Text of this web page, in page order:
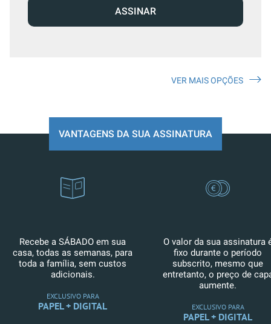
ASSINAR
VER MAIS OPÇÕES
VANTAGENS DA SUA ASSINATURA
Recebe a SÁBADO em sua
casa, todas as semanas, para
toda a família, sem custos
adicionais.
EXCLUSIVO PARA
PAPEL + DIGITAL
O valor da sua assinatura
fixo durante o período
subscrito, mesmo que
entretanto, o preço de
aumente.
EXCLUSIVO PARA
PAPEL + DIGITAL